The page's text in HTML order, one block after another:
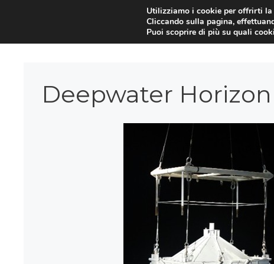
Deepwater Horizon
Utilizziamo i cookie per offrirti
Cliccando sulla pagina,
Puoi scoprire di più su quali